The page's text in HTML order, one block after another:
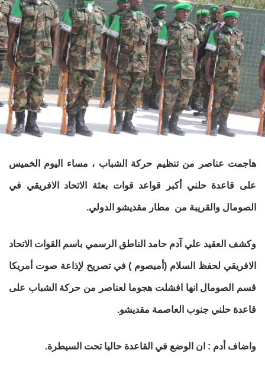
هاجمت عناصر من تنظيم حركة الشباب ، مساء اليوم الخميس
على قاعدة حلني أكبر قواعد قوات بعثة الاتحاد الافريقي في
الصومال والقريبة من مطار مقديشو الدولي.
وكشف العقيد علي آدم حامد الناطق الرسمي باسم القوات الاتحاد
الافريقي لحفظ السلام (أميصوم ) في تصريح لإذاعة صوت أمريكا
قسم الصومال انها افشلت هجوما لعناصر من حركة الشباب على
قاعدة حلني جنوب العاصمة مقديشو.
واضاف أدم : ان الوضع في القاعدة حاليا تحت السيطرة.